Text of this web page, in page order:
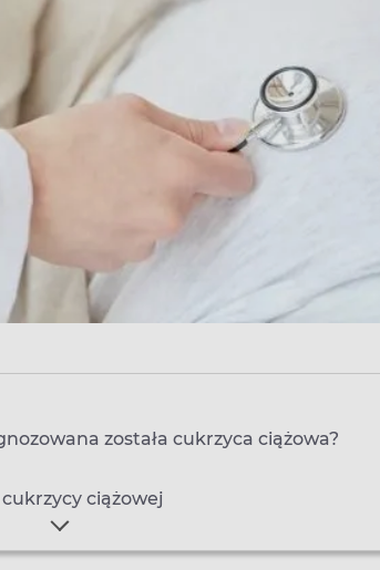
została cukrzyca ciążowa?
ciążowej